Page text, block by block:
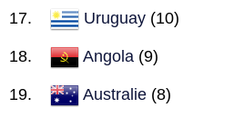
Uruguay (10)
Angola (9)
Australie (8)